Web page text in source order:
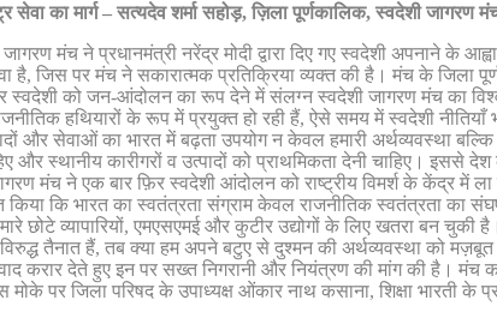
सेवा का मार्ग – सत्यदेव शर्मा सहोड़, ज़िला पूर्णकालिक, स्वदेशी जागरण
मंच ने प्रधानमंत्री नरेंद्र मोदी द्वारा दिए गए स्वदेशी अपनाने के
है, जिस पर मंच ने सकारात्मक प्रतिक्रिया व्यक्त की है। मंच के जिला
को जन-आंदोलन का रूप देने में संलग्न स्वदेशी जागरण मंच का
हथियारों के रूप में प्रयुक्त हो रही हैं, ऐसे समय में स्वदेशी
और सेवाओं का भारत में बढ़ता उपयोग न केवल हमारी अर्थव्यवस्था
और स्थानीय कारीगरों व उत्पादों को प्राथमिकता देनी चाहिए। इससे
मंच ने एक बार फ़िर स्वदेशी आंदोलन को राष्ट्रीय विमर्श के केंद्र में
कि भारत का स्वतंत्रता संग्राम केवल राजनीतिक स्वतंत्रता का
छोटे व्यापारियों, एमएसएमई और कुटीर उद्योगों के लिए खतरा बन
तैनात हैं, तब क्या हम अपने बटुए से दुश्मन की अर्थव्यवस्था को मज़बूत
करार देते हुए इन पर सख्त निगरानी और नियंत्रण की मांग की है। मंच
पर जिला परिषद के उपाध्यक्ष ओंकार नाथ कसाना, शिक्षा भारती के